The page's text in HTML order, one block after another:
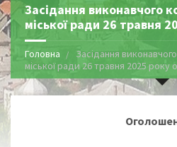
Засідання виконавчого
міської ради 26 травня
Головна
Засідання
міської ради 26 травня 2025 року